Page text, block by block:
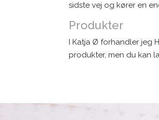
sidste vej og kører en
Produkter
I Katja Ø forhandler jeg
produkter, men du kan